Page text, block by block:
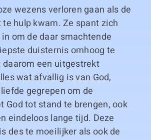
Links
wezens verloren gaan als de
hulp kwam. Ze spant zich
om de daar smachtende
duisternis omhoog te
daarom een uitgestrekt
wat afvallig is van God,
gegrepen om de
God tot stand te brengen, ook
eindeloos lange tijd. Deze
des te moeilijker als ook de